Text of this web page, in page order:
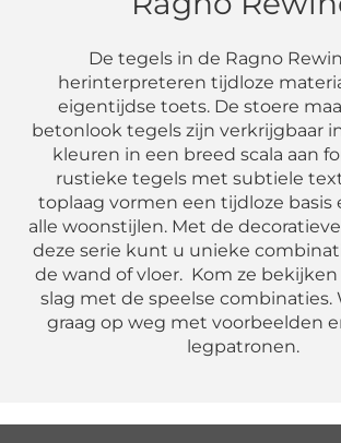
De tegels in de Ragno
herinterpreteren tijdloze
eigentijdse toets. De stoere
betonlook tegels zijn verkrijgbaar
kleuren in een breed scala aan
rustieke tegels met subtiele
toplaag vormen een tijdloze basis
alle woonstijlen. Met de
deze serie kunt u unieke
de wand of vloer. Kom ze bekijken
slag met de speelse combinaties.
graag op weg met voorbeelden
legpatronen.